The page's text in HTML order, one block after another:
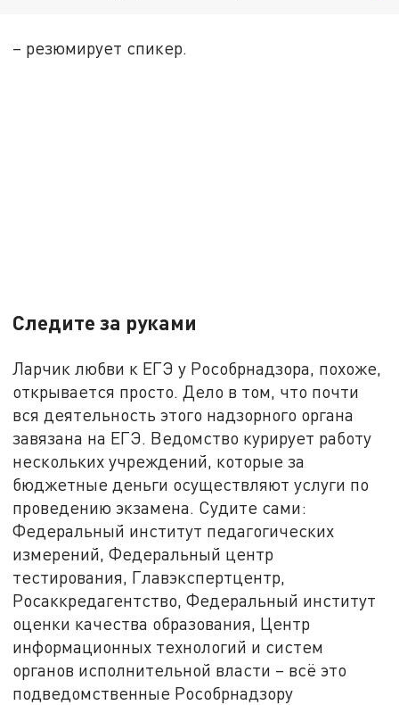
– резюмирует спикер.
Следите за руками
Ларчик любви к ЕГЭ у Рособрнадзора, похоже,
открывается просто. Дело в том, что почти
вся деятельность этого надзорного органа
завязана на ЕГЭ. Ведомство курирует работу
нескольких учреждений, которые за
бюджетные деньги осуществляют услуги по
проведению экзамена. Судите сами:
Федеральный институт педагогических
измерений, Федеральный центр
тестирования, Главэкспертцентр,
Росаккредагентство, Федеральный институт
оценки качества образования, Центр
информационных технологий и систем
органов исполнительной власти – всё это
подведомственные Рособрнадзору